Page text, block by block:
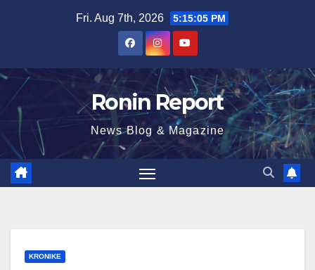
Fri. Aug 7th, 2026 5:15:06 PM
Ronin Report
News Blog & Magazine
KRONIKE